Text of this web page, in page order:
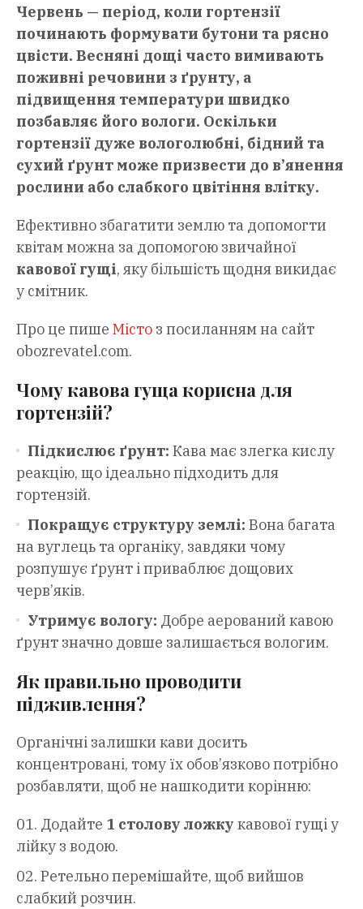
Червень — період, коли гортензії
починають формувати бутони та рясно
цвісти. Весняні дощі часто вимивають
поживні речовини з ґрунту, а
підвищення температури швидко
позбавляє його вологи. Оскільки
гортензії дуже вологолюбні, бідний та
сухий ґрунт може призвести до в’янення
рослини або слабкого цвітіння влітку.
Ефективно збагатити землю та допомогти
квітам можна за допомогою звичайної
кавової гущі, яку більшість щодня викидає
у смітник.
Про це пише Місто з посиланням на сайт
obozrevatel.com.
Чому кавова гуща корисна для
гортензій?
Підкислює ґрунт: Кава має злегка кислу
реакцію, що ідеально підходить для
гортензій.
Покращує структуру землі: Вона багата
на вуглець та органіку, завдяки чому
розпушує ґрунт і приваблює дощових
черв’яків.
Утримує вологу: Добре аерований кавою
ґрунт значно довше залишається вологим.
Як правильно проводити
підживлення?
Органічні залишки кави досить
концентровані, тому їх обов’язково потрібно
розбавляти, щоб не нашкодити корінню:
Додайте 1 столову ложку кавової гущі у
лійку з водою.
Ретельно перемішайте, щоб вийшов
слабкий розчин.